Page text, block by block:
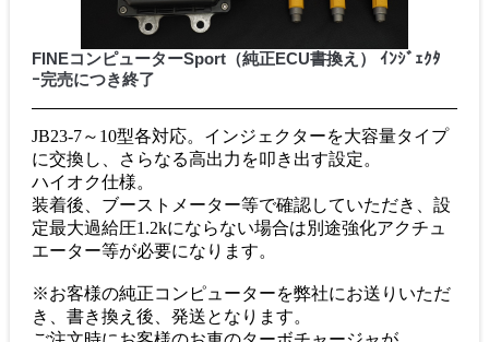
FINEコンピューターSport（純正ECU書換え） ｲﾝｼﾞｪｸﾀ
ｰ完売につき終了
JB23-7～10型各対応。インジェクターを大容量タイプ
に交換し、さらなる高出力を叩き出す設定。
ハイオク仕様。
装着後、ブーストメーター等で確認していただき、設
定最大過給圧1.2kにならない場合は別途強化アクチュ
エーター等が必要になります。
※お客様の純正コンピューターを弊社にお送りいただ
き、書き換え後、発送となります。